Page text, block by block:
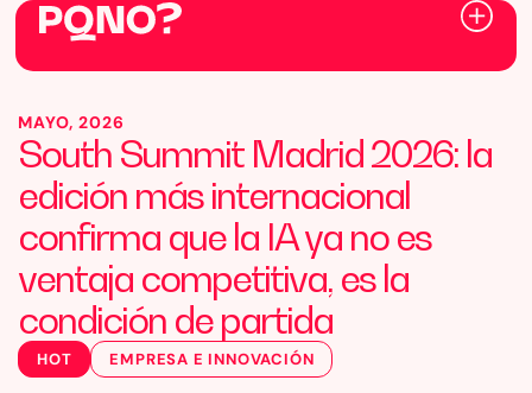
MAYO, 2026
South Summit Madrid 2026: la
edición más internacional
confirma que la IA ya no es
ventaja competitiva, es la
condición de partida
HOT EMPRESA E INNOVACIÓN